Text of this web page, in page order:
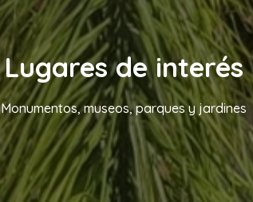
Lugares de interés
Monumentos, museos, parques y jardines